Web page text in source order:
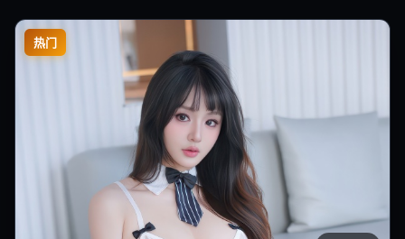
热门